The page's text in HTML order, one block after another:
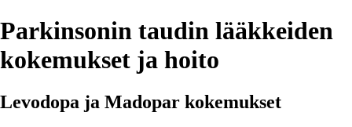
Parkinsonin taudin lääkkeiden
kokemukset ja hoito
Levodopa ja Madopar kokemukset